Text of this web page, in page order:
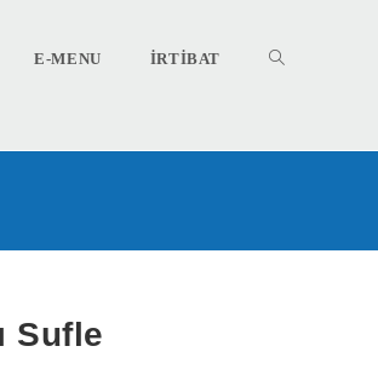
E-MENU İRTİBAT TOGGLE
Sufle